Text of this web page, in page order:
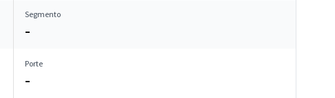
Segmento
–
Porte
–